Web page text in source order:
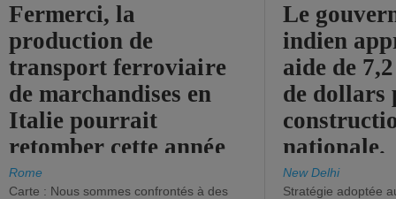
Fermerci, la
production de
transport ferroviaire
de marchandises en
Italie pourrait
retomber cette année
aux niveaux de 2015.
Rome
Carte : Nous sommes confrontés à des
Le
indien
aide de
de dollars
nationale.
New Delhi
Stratégie adoptée